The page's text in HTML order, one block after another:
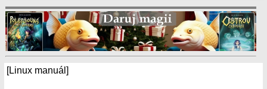
[Linux manuál]